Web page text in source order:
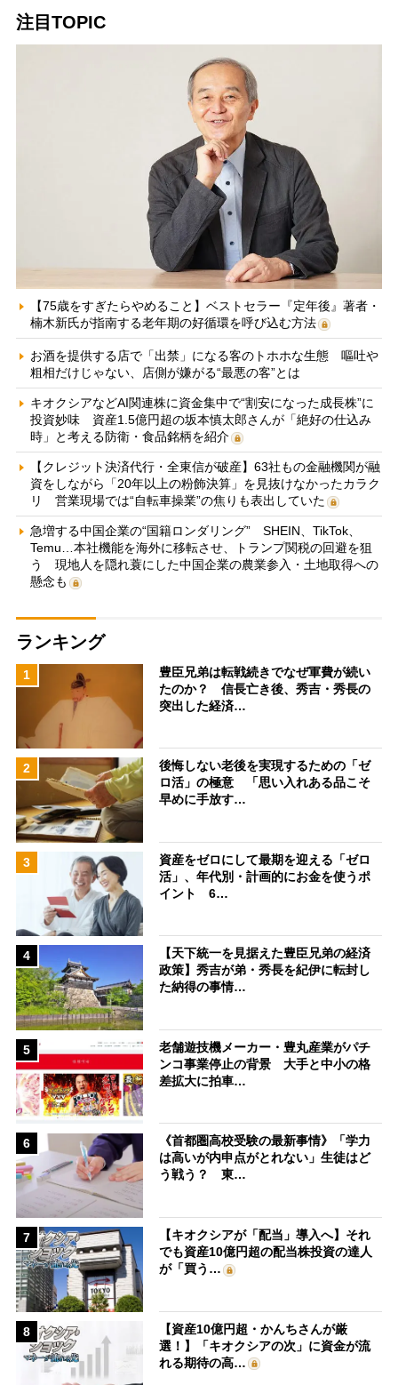
注目TOPIC
【75歳をすぎたらやめること】ベストセラー『定年後』著者・
楠木新氏が指南する老年期の好循環を呼び込む方法
お酒を提供する店で「出禁」になる客のトホホな生態 嘔吐や
粗相だけじゃない、店側が嫌がる“最悪の客”とは
キオクシアなどAI関連株に資金集中で“割安になった成長株”に
投資妙味 資産1.5億円超の坂本慎太郎さんが「絶好の仕込み
時」と考える防衛・食品銘柄を紹介
【クレジット決済代行・全東信が破産】63社もの金融機関が融
資をしながら「20年以上の粉飾決算」を見抜けなかったカラク
リ 営業現場では“自転車操業”の焦りも表出していた
急増する中国企業の“国籍ロンダリング” SHEIN、TikTok、
Temu…本社機能を海外に移転させ、トランプ関税の回避を狙
う 現地人を隠れ蓑にした中国企業の農業参入・土地取得への
懸念も
ランキング
1
豊臣兄弟は転戦続きでなぜ軍費が続い
たのか？ 信長亡き後、秀吉・秀長の
突出した経済…
2
後悔しない老後を実現するための「ゼ
ロ活」の極意 「思い入れある品こそ
早めに手放す…
3
資産をゼロにして最期を迎える「ゼロ
活」、年代別・計画的にお金を使うポ
イント 6…
4
【天下統一を見据えた豊臣兄弟の経済
政策】秀吉が弟・秀長を紀伊に転封し
た納得の事情…
5
老舗遊技機メーカー・豊丸産業がパチ
ンコ事業停止の背景 大手と中小の格
差拡大に拍車…
6
《首都圏高校受験の最新事情》「学力
は高いが内申点がとれない」生徒はど
う戦う？ 東…
7
【キオクシアが「配当」導入へ】それ
でも資産10億円超の配当株投資の達人
が「買う…
8
【資産10億円超・かんちさんが厳
選！】「キオクシアの次」に資金が流
れる期待の高…